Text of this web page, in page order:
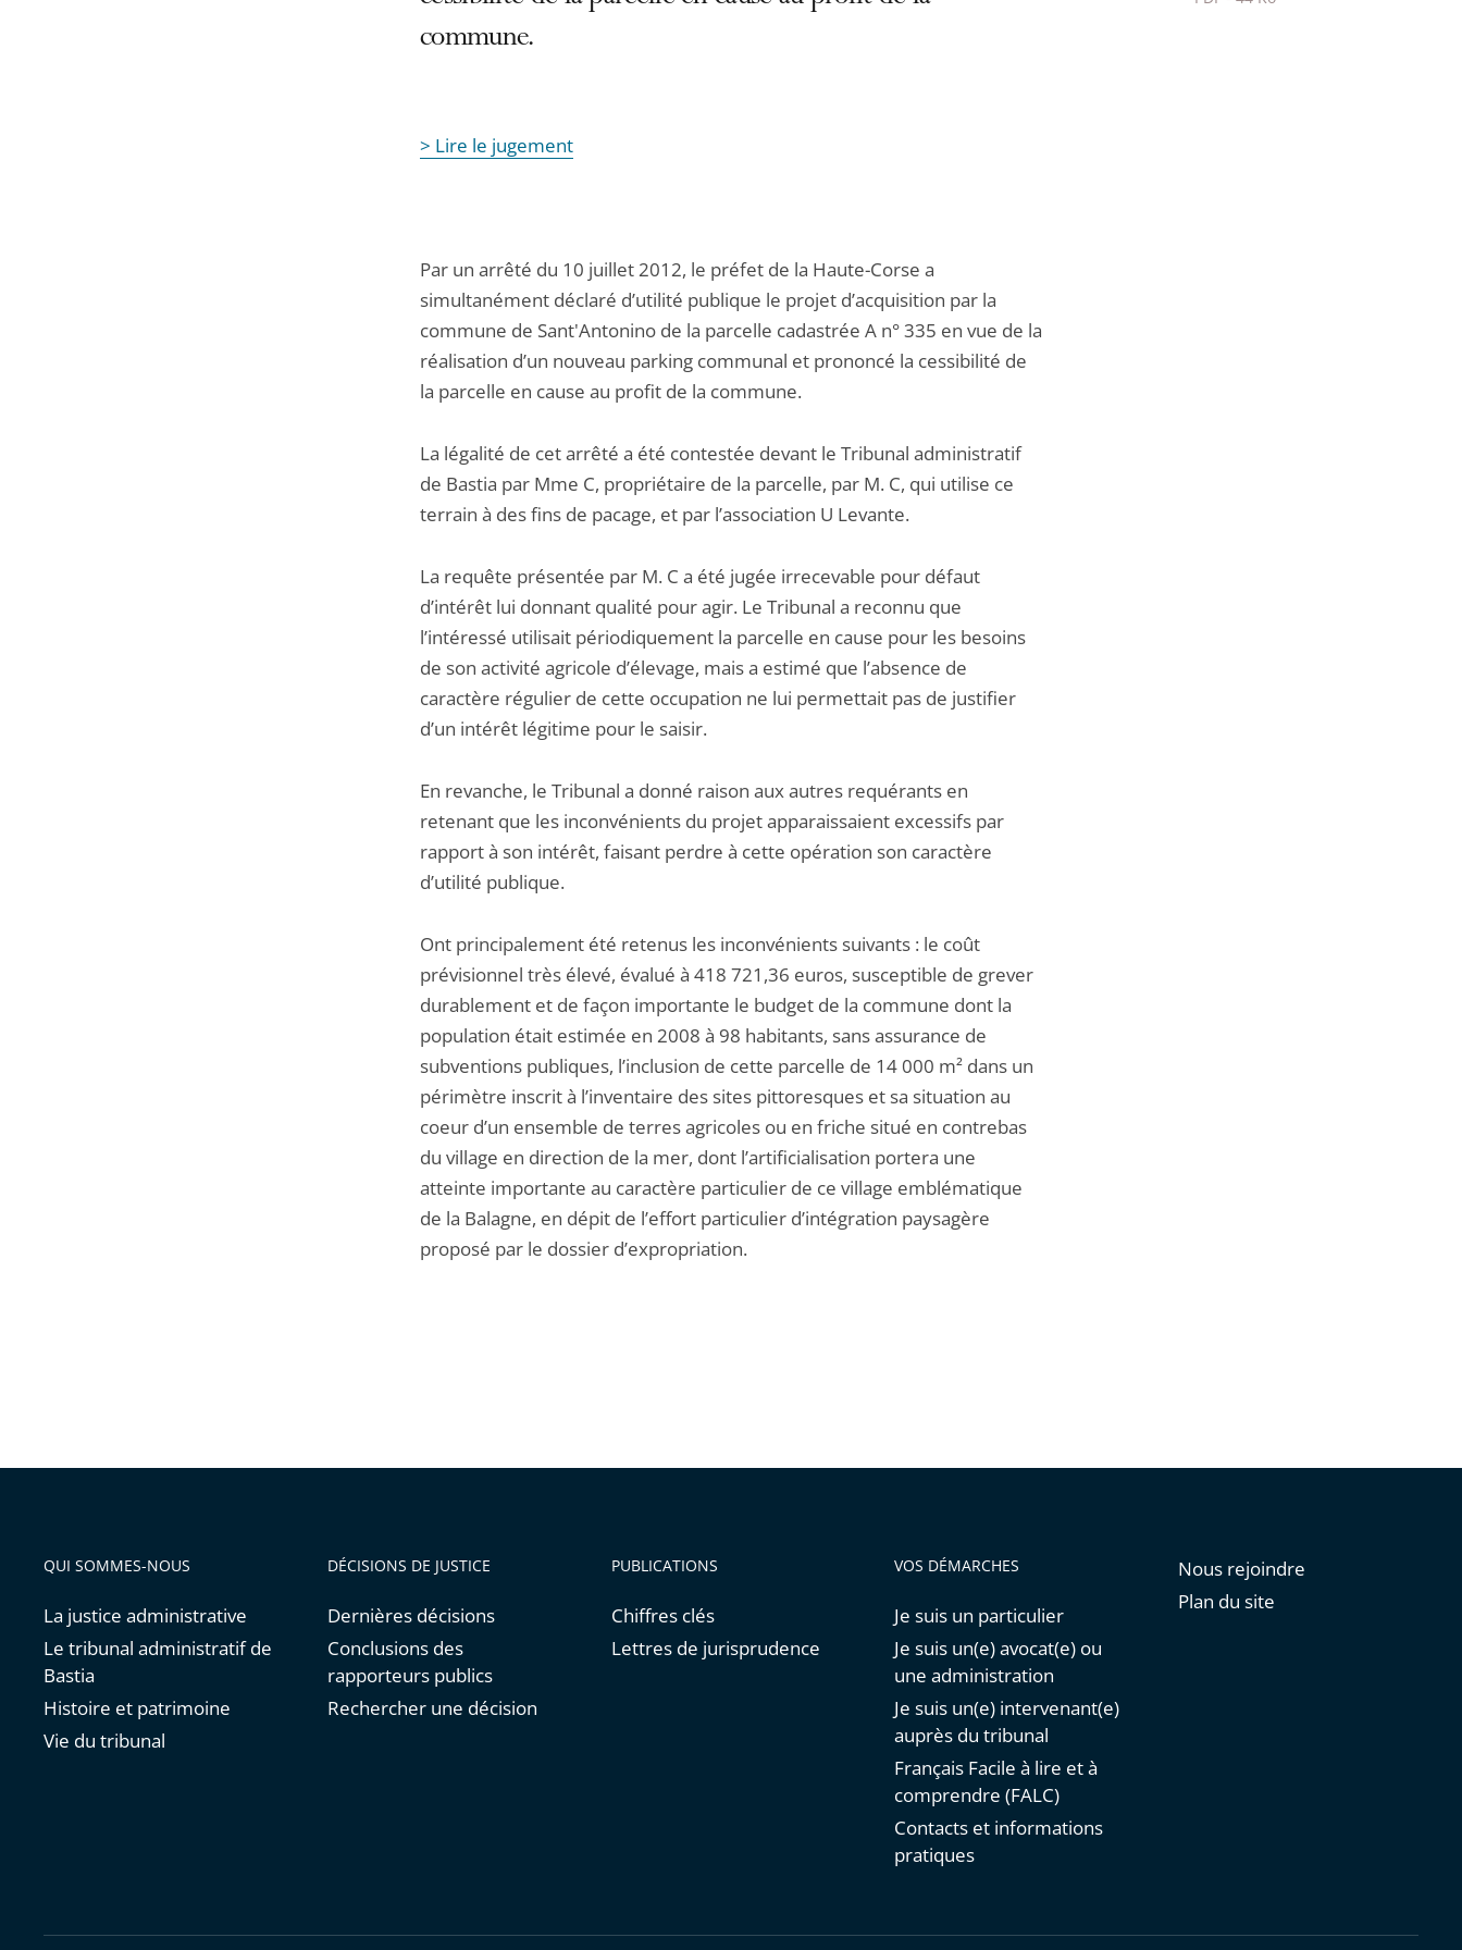
commune.
> Lire le jugement
Par un arrêté du 10 juillet 2012, le préfet de la Haute-Corse a
simultanément déclaré d’utilité publique le projet d’acquisition par la
commune de Sant'Antonino de la parcelle cadastrée A n° 335 en vue de la
réalisation d’un nouveau parking communal et prononcé la cessibilité de
la parcelle en cause au profit de la commune.
La légalité de cet arrêté a été contestée devant le Tribunal administratif
de Bastia par Mme C, propriétaire de la parcelle, par M. C, qui utilise ce
terrain à des fins de pacage, et par l’association U Levante.
La requête présentée par M. C a été jugée irrecevable pour défaut
d’intérêt lui donnant qualité pour agir. Le Tribunal a reconnu que
l’intéressé utilisait périodiquement la parcelle en cause pour les besoins
de son activité agricole d’élevage, mais a estimé que l’absence de
caractère régulier de cette occupation ne lui permettait pas de justifier
d’un intérêt légitime pour le saisir.
En revanche, le Tribunal a donné raison aux autres requérants en
retenant que les inconvénients du projet apparaissaient excessifs par
rapport à son intérêt, faisant perdre à cette opération son caractère
d’utilité publique.
Ont principalement été retenus les inconvénients suivants : le coût
prévisionnel très élevé, évalué à 418 721,36 euros, susceptible de grever
durablement et de façon importante le budget de la commune dont la
population était estimée en 2008 à 98 habitants, sans assurance de
subventions publiques, l’inclusion de cette parcelle de 14 000 m² dans un
périmètre inscrit à l’inventaire des sites pittoresques et sa situation au
coeur d’un ensemble de terres agricoles ou en friche situé en contrebas
du village en direction de la mer, dont l’artificialisation portera une
atteinte importante au caractère particulier de ce village emblématique
de la Balagne, en dépit de l’effort particulier d’intégration paysagère
proposé par le dossier d’expropriation.
QUI SOMMES-NOUS
La justice administrative
Le tribunal administratif de
Bastia
Histoire et patrimoine
Vie du tribunal
DÉCISIONS DE JUSTICE
Dernières décisions
Conclusions des
rapporteurs publics
Rechercher une décision
PUBLICATIONS
Chiffres clés
Lettres de jurisprudence
VOS DÉMARCHES
Je suis un particulier
Je suis un(e) avocat(e) ou
une administration
Je suis un(e) intervenant(e)
auprès du tribunal
Français Facile à lire et à
comprendre (FALC)
Contacts et informations
pratiques
Nous rejoindre
Plan du site